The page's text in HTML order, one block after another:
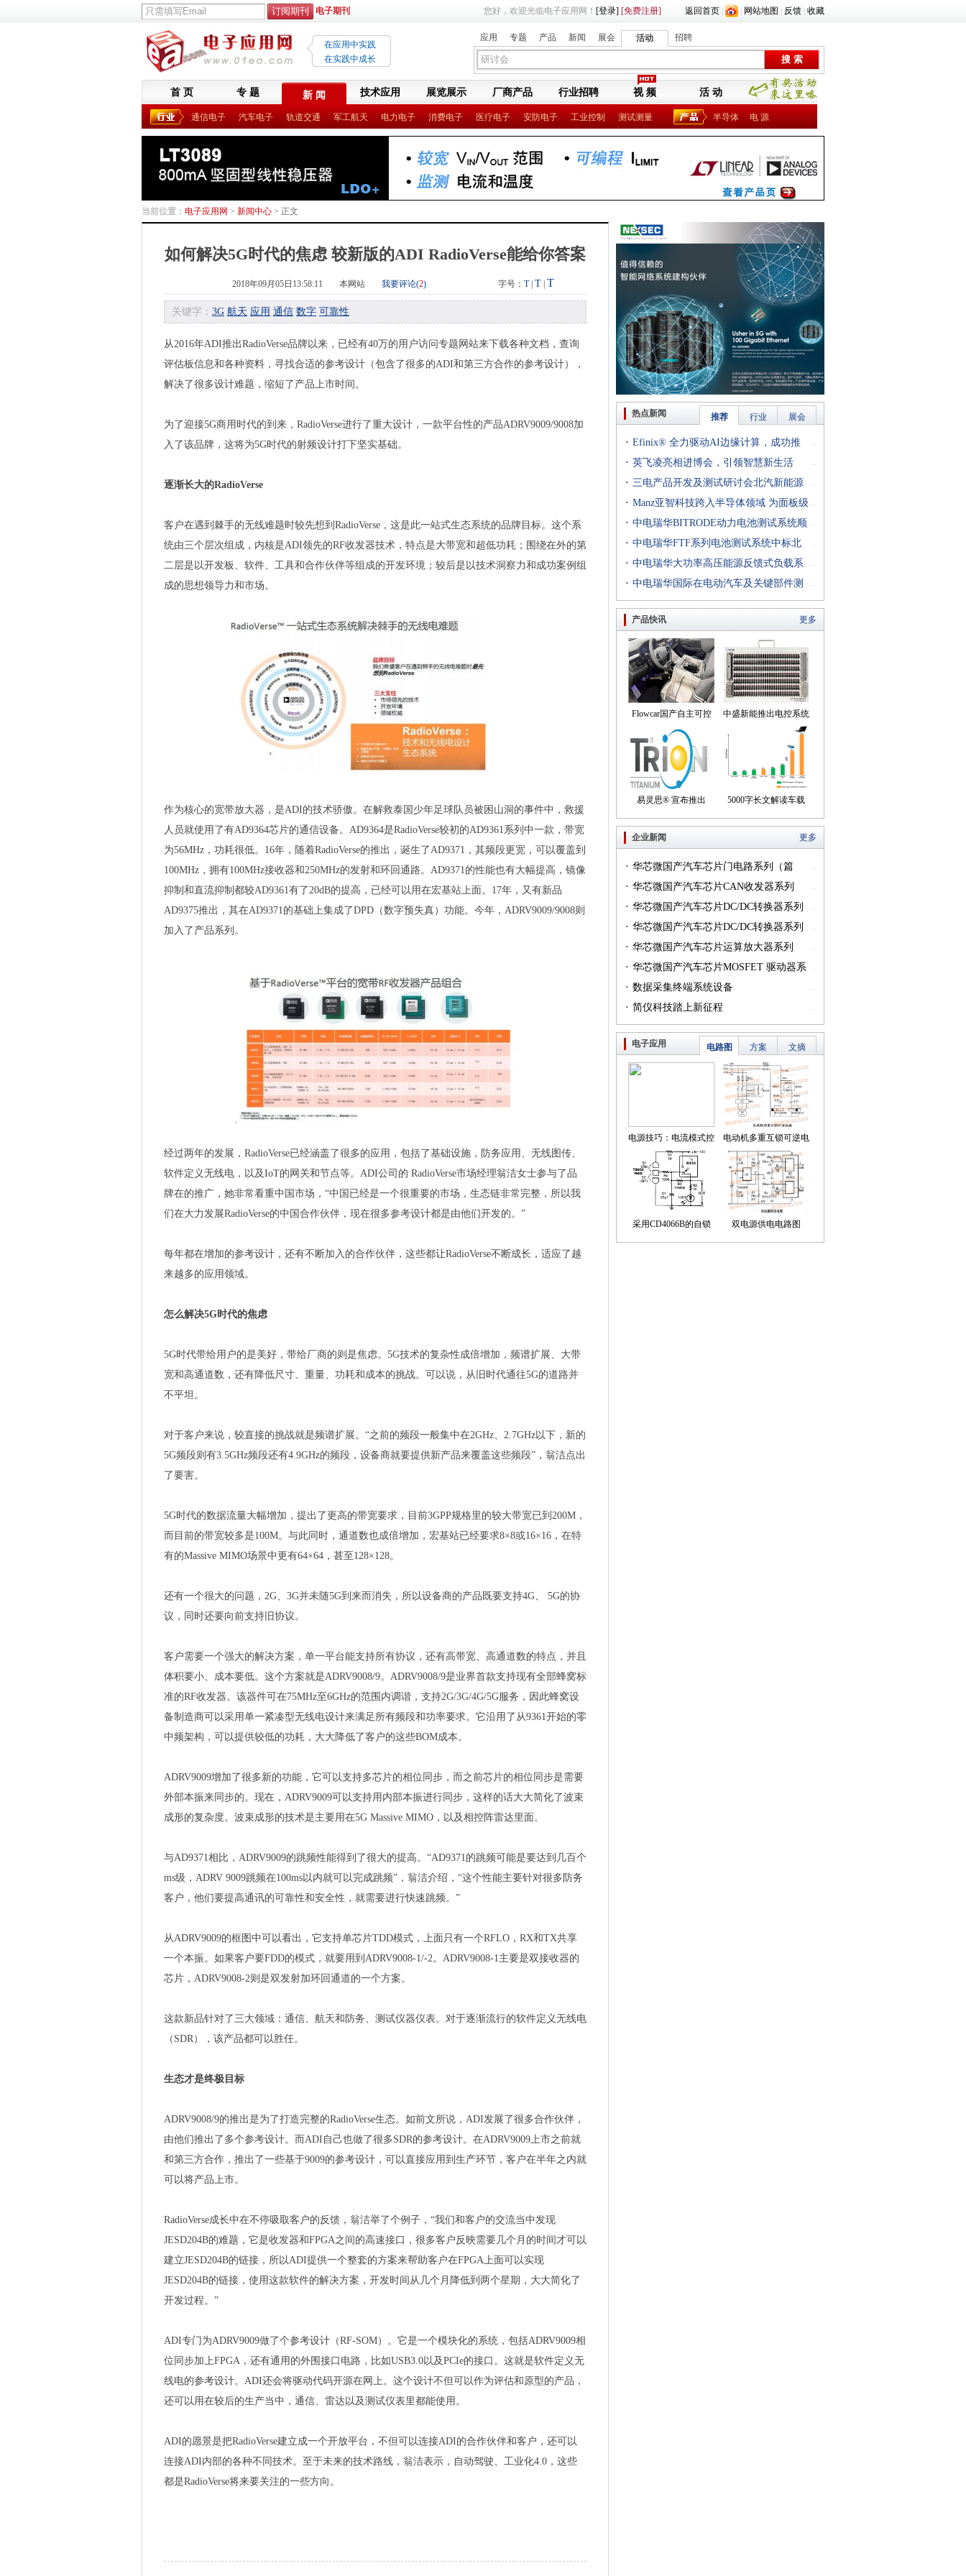
电子期刊 您好，欢迎光临电子应用网！ [登录] [免费注册] 返回首页 网站地图 反馈 收藏
在应用中实践
在实践中成长
应用 专题 产品 新闻 展会 活动 招聘
首 页 专 题 新 闻 技术应用 展览展示 厂商产品 行业招聘 视 频 活 动
通信电子 汽车电子 轨道交通 军工航天 电力电子 消费电子 医疗电子 安防电子 工业控制 测试测量 半导体 电 源
当前位置： 电子应用网 > 新闻中心 > 正文
如何解决5G时代的焦虑 较新版的ADI RadioVerse能给你答案
2018年09月05日13:58:11 本网站 我要评论(2) 字号： T| T T
关键字： 3G 航天 应用 通信 数字 可靠性
从2016年ADI推出RadioVerse品牌以来，已经有40万的用户访问专题网站来下载各种文档，查询
评估板信息和各种资料，寻找合适的参考设计（包含了很多的ADI和第三方合作的参考设计），
解决了很多设计难题，缩短了产品上市时间。
为了迎接5G商用时代的到来，RadioVerse进行了重大设计，一款平台性的产品ADRV9009/9008加
入了该品牌，这将为5G时代的射频设计打下坚实基础。
逐渐长大的RadioVerse
客户在遇到棘手的无线难题时较先想到RadioVerse，这是此一站式生态系统的品牌目标。这个系
统由三个层次组成，内核是ADI领先的RF收发器技术，特点是大带宽和超低功耗；围绕在外的第
二层是以开发板、软件、工具和合作伙伴等组成的开发环境；较后是以技术洞察力和成功案例组
成的思想领导力和市场。
作为核心的宽带放大器，是ADI的技术骄傲。在解救泰国少年足球队员被困山洞的事件中，救援
人员就使用了有AD9364芯片的通信设备。AD9364是RadioVerse较初的AD9361系列中一款，带宽
为56MHz，功耗很低。16年，随着RadioVerse的推出，诞生了AD9371，其频段更宽，可以覆盖到
100MHz，拥有100MHz接收器和250MHz的发射和环回通路。AD9371的性能也有大幅提高，镜像
抑制和直流抑制都较AD9361有了20dB的提高，已经可以用在宏基站上面。17年，又有新品
AD9375推出，其在AD9371的基础上集成了DPD（数字预失真）功能。今年，ADRV9009/9008则
加入了产品系列。
经过两年的发展，RadioVerse已经涵盖了很多的应用，包括了基础设施，防务应用、无线图传、
软件定义无线电，以及IoT的网关和节点等。ADI公司的 RadioVerse市场经理翁洁女士参与了品
牌在的推广，她非常看重中国市场，“中国已经是一个很重要的市场，生态链非常完整，所以我
们在大力发展RadioVerse的中国合作伙伴，现在很多参考设计都是由他们开发的。”
每年都在增加的参考设计，还有不断加入的合作伙伴，这些都让RadioVerse不断成长，适应了越
来越多的应用领域。
怎么解决5G时代的焦虑
5G时代带给用户的是美好，带给厂商的则是焦虑。5G技术的复杂性成倍增加，频谱扩展、大带
宽和高通道数，还有降低尺寸、重量、功耗和成本的挑战。可以说，从旧时代通往5G的道路并
不平坦。
对于客户来说，较直接的挑战就是频谱扩展。“之前的频段一般集中在2GHz、2.7GHz以下，新的
5G频段则有3.5GHz频段还有4.9GHz的频段，设备商就要提供新产品来覆盖这些频段”，翁洁点出
了要害。
5G时代的数据流量大幅增加，提出了更高的带宽要求，目前3GPP规格里的较大带宽已到200M，
而目前的带宽较多是100M。与此同时，通道数也成倍增加，宏基站已经要求8×8或16×16，在特
有的Massive MIMO场景中更有64×64，甚至128×128。
还有一个很大的问题，2G、3G并未随5G到来而消失，所以设备商的产品既要支持4G、 5G的协
议，同时还要向前支持旧协议。
客户需要一个强大的解决方案，单一平台能支持所有协议，还有高带宽、高通道数的特点，并且
体积要小、成本要低。这个方案就是ADRV9008/9。ADRV9008/9是业界首款支持现有全部蜂窝标
准的RF收发器。该器件可在75MHz至6GHz的范围内调谐，支持2G/3G/4G/5G服务，因此蜂窝设
备制造商可以采用单一紧凑型无线电设计来满足所有频段和功率要求。它沿用了从9361开始的零
中频架构，可以提供较低的功耗，大大降低了客户的这些BOM成本。
ADRV9009增加了很多新的功能，它可以支持多芯片的相位同步，而之前芯片的相位同步是需要
外部本振来同步的。现在，ADRV9009可以支持用内部本振进行同步，这样的话大大简化了波束
成形的复杂度。波束成形的技术是主要用在5G Massive MIMO，以及相控阵雷达里面。
与AD9371相比，ADRV9009的跳频性能得到了很大的提高。“AD9371的跳频可能是要达到几百个
ms级，ADRV 9009跳频在100ms以内就可以完成跳频”，翁洁介绍，“这个性能主要针对很多防务
客户，他们要提高通讯的可靠性和安全性，就需要进行快速跳频。”
从ADRV9009的框图中可以看出，它支持单芯片TDD模式，上面只有一个RFLO，RX和TX共享
一个本振。如果客户要FDD的模式，就要用到ADRV9008-1/-2。ADRV9008-1主要是双接收器的
芯片，ADRV9008-2则是双发射加环回通道的一个方案。
这款新品针对了三大领域：通信、航天和防务、测试仪器仪表。对于逐渐流行的软件定义无线电
（SDR），该产品都可以胜任。
生态才是终极目标
ADRV9008/9的推出是为了打造完整的RadioVerse生态。如前文所说，ADI发展了很多合作伙伴，
由他们推出了多个参考设计。而ADI自己也做了很多SDR的参考设计。在ADRV9009上市之前就
和第三方合作，推出了一些基于9009的参考设计，可以直接应用到生产环节，客户在半年之内就
可以将产品上市。
RadioVerse成长中在不停吸取客户的反馈，翁洁举了个例子，“我们和客户的交流当中发现
JESD204B的难题，它是收发器和FPGA之间的高速接口，很多客户反映需要几个月的时间才可以
建立JESD204B的链接，所以ADI提供一个整套的方案来帮助客户在FPGA上面可以实现
JESD204B的链接，使用这款软件的解决方案，开发时间从几个月降低到两个星期，大大简化了
开发过程。”
ADI专门为ADRV9009做了个参考设计（RF-SOM）。它是一个模块化的系统，包括ADRV9009相
位同步加上FPGA，还有通用的外围接口电路，比如USB3.0以及PCIe的接口。这就是软件定义无
线电的参考设计。ADI还会将驱动代码开源在网上。这个设计不但可以作为评估和原型的产品，
还可以用在较后的生产当中，通信、雷达以及测试仪表里都能使用。
ADI的愿景是把RadioVerse建立成一个开放平台，不但可以连接ADI的合作伙伴和客户，还可以
连接ADI内部的各种不同技术。至于未来的技术路线，翁洁表示，自动驾驶、工业化4.0，这些
都是RadioVerse将来要关注的一些方向。
热点新闻 展会
行业
推荐
...
· Efinix® 全力驱动AI边缘计算，成功推
出Trion™ T20 FPGA样品, 同时将产品扩展
到二十万逻辑单元的T200 FPGA
...
· 英飞凌亮相进博会，引领智慧新生活
...
· 三电产品开发及测试研讨会北汽新能源
专场成功举行
...
· Manz亚智科技跨入半导体领域 为面板级
扇出型封装提供化学湿制程、涂布及激光应
用等生产设备解决方案
...
· 中电瑞华BITRODE动力电池测试系统顺
利交付北汽新能源
...
· 中电瑞华FTF系列电池测试系统中标北
京新能源汽车股份有限公司
...
· 中电瑞华大功率高压能源反馈式负载系
统成功交付中电熊猫
...
· 中电瑞华国际在电动汽车及关键部件测
评研讨会上演绎先进测评技术
产品快讯 更多
Flowcar国产自主可控
自动驾驶机器人来到我
们身边
中盛新能推出电控系统
控制器BOB集成断线
易灵思® 宣布推出
Trion® Titanium FPGA
系列
5000字长文解读车载
USB供电的方方面面
企业新闻
更多
...
· 华芯微国产汽车芯片门电路系列（篇
一）
...
· 华芯微国产汽车芯片CAN收发器系列
（篇一）
...
· 华芯微国产汽车芯片DC/DC转换器系列
...
· 华芯微国产汽车芯片DC/DC转换器系列
...
· 华芯微国产汽车芯片运算放大器系列
（篇一）
...
· 华芯微国产汽车芯片MOSFET 驱动器系
列（篇一）
...
· 数据采集终端系统设备
...
· 简仪科技踏上新征程
电子应用 文摘
方案
电路图
电源技巧：电流模式控
制简化了对降压LED稳
压器的补偿
电动机多重互锁可逆电
路
采用CD4066B的自锁
式触摸开关电路
双电源供电电路图